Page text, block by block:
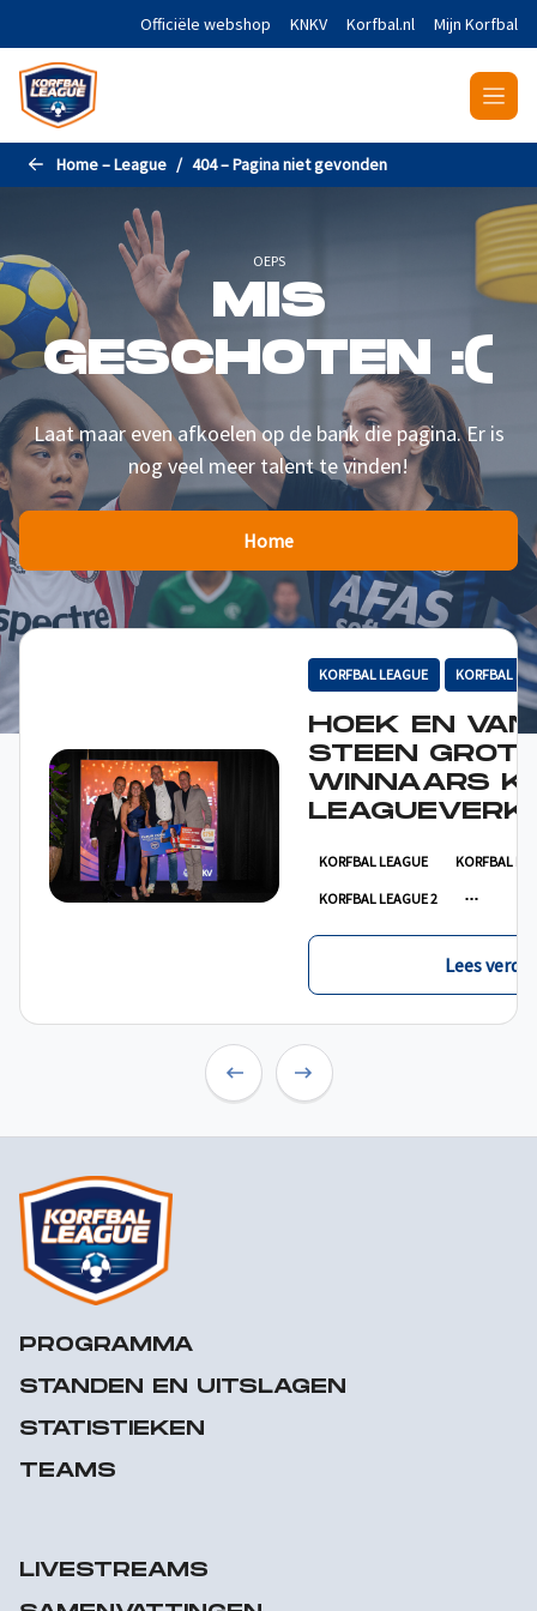
Naar de hoofdinhoud gaanOfficiële webshop KNKV Korfbal.nl Mijn Korfbal
Home – League 404 – Pagina niet gevonden
OEPS
MIS
GESCHOTEN :(
Laat maar even afkoelen op de bank die pagina. Er is
nog veel meer talent te vinden!
Home
KORFBAL LEAGUE KORFBAL
HOEK EN VAN
STEEN
WINNAARS
KORFBAL LEAGUE KORFBAL
KORFBAL LEAGUE 2
Lees verder
PROGRAMMA
STANDEN EN UITSLAGEN
STATISTIEKEN
TEAMS
LIVESTREAMS